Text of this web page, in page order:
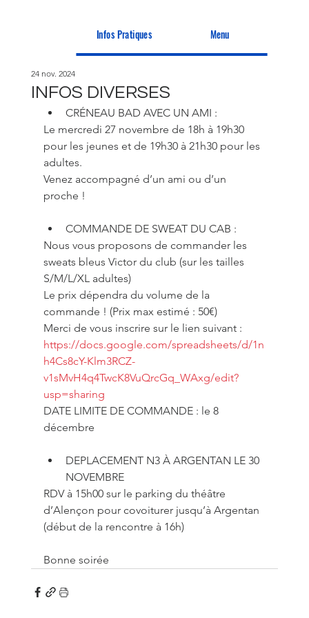
Infos Pratiques Menu
INFOS DIVERSES
24 nov. 2024
CRÉNEAU BAD AVEC UN AMI :
Le mercredi 27 novembre de 18h à 19h30
pour les jeunes et de 19h30 à 21h30 pour les
adultes.
Venez accompagné d’un ami ou d’un
proche !
COMMANDE DE SWEAT DU CAB :
Nous vous proposons de commander les
sweats bleus Victor du club (sur les tailles
S/M/L/XL adultes)
Le prix dépendra du volume de la
commande ! (Prix max estimé : 50€)
Merci de vous inscrire sur le lien suivant :
https://docs.google.com/spreadsheets/d/1n
h4Cs8cY-Klm3RCZ-
v1sMvH4q4TwcK8VuQrcGq_WAxg/edit?
usp=sharing
DATE LIMITE DE COMMANDE : le 8
décembre
DEPLACEMENT N3 À ARGENTAN LE 30
NOVEMBRE
RDV à 15h00 sur le parking du théâtre
d’Alençon pour covoiturer jusqu’à Argentan
(début de la rencontre à 16h)
Bonne soirée